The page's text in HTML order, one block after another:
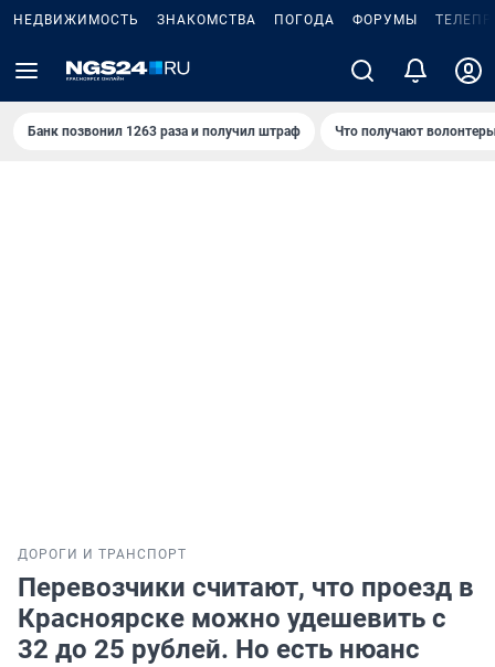
НЕДВИЖИМОСТЬ ЗНАКОМСТВА ПОГОДА ФОРУМЫ
Банк позвонил 1263 раза и получил штраф Что получают
ДОРОГИ И ТРАНСПОРТ
Перевозчики считают, что проезд в
Красноярске можно удешевить с
32 до 25 рублей. Но есть нюанс